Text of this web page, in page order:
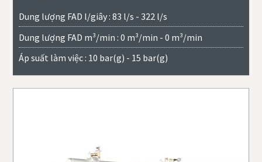
Dung lượng FAD l/giây : 83 l/s - 322 l/s
Dung lượng FAD m³/min : 0 m³/min - 0 m³/min
Áp suất làm việc : 10 bar(g) - 15 bar(g)